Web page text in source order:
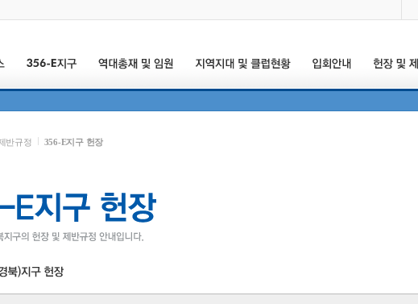
반규정 356-E지구 헌장